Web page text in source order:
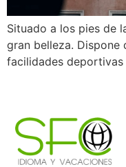
Situado a los pies de
gran belleza. Dispone
facilidades deportivas